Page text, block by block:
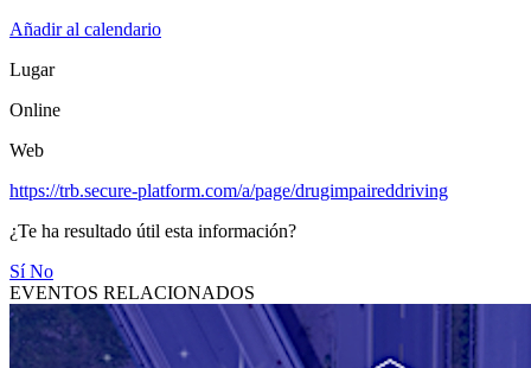
Añadir al calendario
Lugar
Online
Web
https://trb.secure-platform.com/a/page/drugimpaireddriving
¿Te ha resultado útil esta información?
SíNo
EVENTOS RELACIONADOS